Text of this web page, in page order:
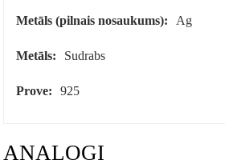
Metāls (pilnais nosaukums): Ag
Metāls: Sudrabs
Prove: 925
ANALOGI